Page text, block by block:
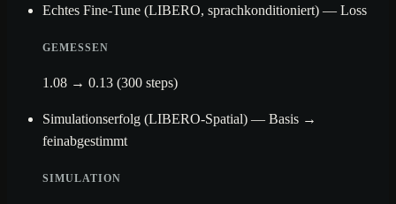
Echtes Fine-Tune (LIBERO, sprachkonditioniert) — Loss
GEMESSEN
1.08 → 0.13 (300 steps)
Simulationserfolg (LIBERO-Spatial) — Basis →
feinabgestimmt
SIMULATION